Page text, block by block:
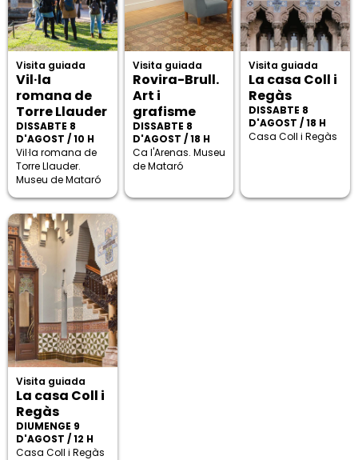
Visita guiada
Vil·la
romana de
Torre Llauder
DISSABTE 8
D'AGOST / 10 H
Vil·la romana de
Torre Llauder.
Museu de Mataró
Visita guiada
Rovira-Brull.
Art i
grafisme
DISSABTE 8
D'AGOST / 18 H
Ca l'Arenas. Museu
de Mataró
Visita guiada
La casa Coll i
Regàs
DISSABTE 8
D'AGOST / 18 H
Casa Coll i Regàs
Visita guiada
La casa Coll i
Regàs
DIUMENGE 9
D'AGOST / 12 H
Casa Coll i Regàs